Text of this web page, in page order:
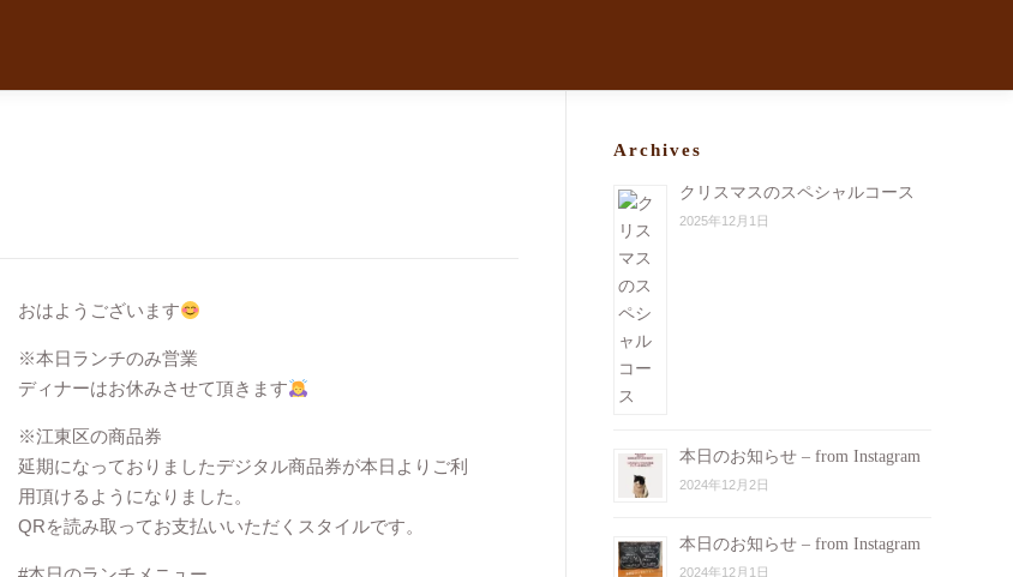
おはようございます
※本日ランチのみ営業
ディナーはお休みさせて頂きます
※江東区の商品券
延期になっておりましたデジタル商品券が本日よりご利
用頂けるようになりました。
QRを読み取ってお支払いいただくスタイルです。
Archives
クリスマスのスペシャルコース
2025年12月1日
本日のお知らせ – from Instagram
2024年12月2日
本日のお知らせ – from Instagram
2024年12月1日